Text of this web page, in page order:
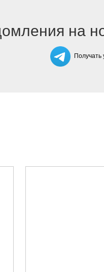
на
Получать